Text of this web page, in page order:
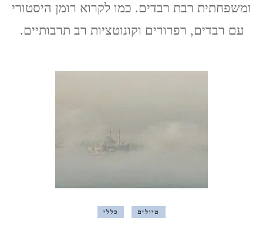
בילגה
(Nuri
ומשפחתית רבת רבדים. כמו לקרוא רומן היסטורי
עם רבדים, רפרורים וקונוטציות רב תרבותיים.
טיולים כללי